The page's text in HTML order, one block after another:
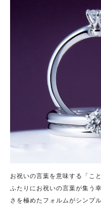
お祝いの言葉を意味する「こと
ふたりにお祝いの言葉が集う
さを極めたフォルムがシンプ